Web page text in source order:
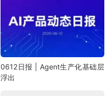
0612日报 | Agent生产化基础层
浮出